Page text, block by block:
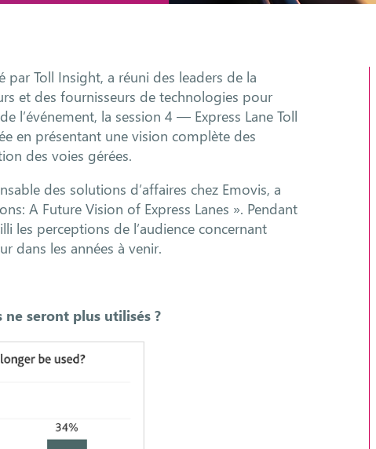
par Toll Insight, a réuni des leaders de la
et des fournisseurs de technologies pour
l’événement, la session 4 — Express Lane Toll
en présentant une vision complète des
des voies gérées.
des solutions d’affaires chez Emovis, a
A Future Vision of Express Lanes ». Pendant
les perceptions de l’audience concernant
dans les années à venir.
seront plus utilisés ?